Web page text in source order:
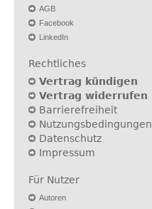
AGB
Facebook
LinkedIn
Rechtliches
Vertrag kündigen
Vertrag widerrufen
Barrierefreiheit
Nutzungsbedingungen
Datenschutz
Impressum
Für Nutzer
Autoren